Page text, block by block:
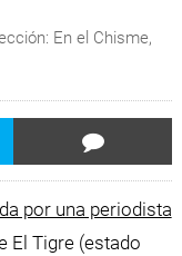
En el Chisme,
por una periodista
El Tigre (estado